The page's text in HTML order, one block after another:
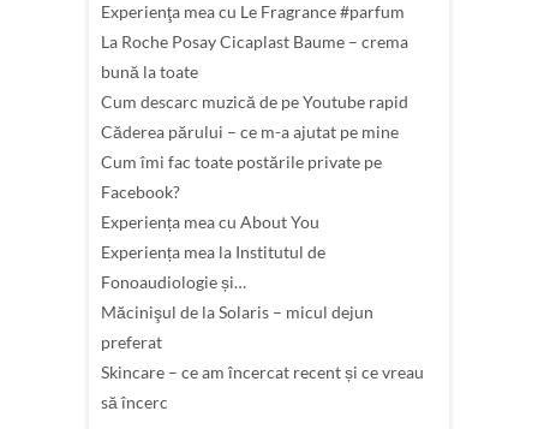
Experienţa mea cu Le Fragrance #parfum
La Roche Posay Cicaplast Baume – crema
bună la toate
Cum descarc muzică de pe Youtube rapid
Căderea părului – ce m-a ajutat pe mine
Cum îmi fac toate postările private pe
Facebook?
Experiența mea cu About You
Experiența mea la Institutul de
Fonoaudiologie și…
Măcinişul de la Solaris – micul dejun
preferat
Skincare – ce am încercat recent și ce vreau
să încerc